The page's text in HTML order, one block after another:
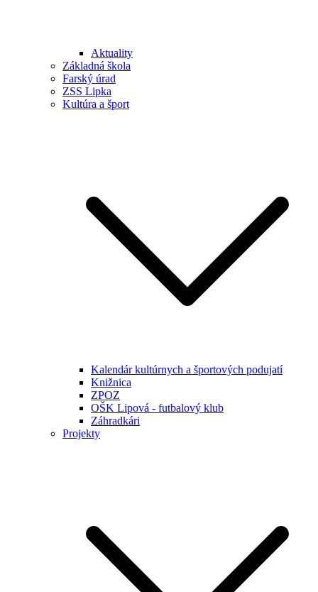
Aktuality
Základná škola
Farský úrad
ZSS Lipka
Kultúra a šport
Kalendár kultúrnych a športových podujatí
Knižnica
ZPOZ
OŠK Lipová - futbalový klub
Záhradkári
Projekty